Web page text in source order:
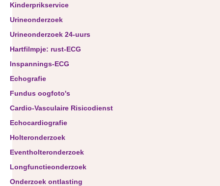
Kinderprikservice
Urineonderzoek
Urineonderzoek 24-uurs
Hartfilmpje: rust-ECG
Inspannings-ECG
Echografie
Fundus oogfoto's
Cardio-Vasculaire Risicodienst
Echocardiografie
Holteronderzoek
Eventholteronderzoek
Longfunctieonderzoek
Onderzoek ontlasting